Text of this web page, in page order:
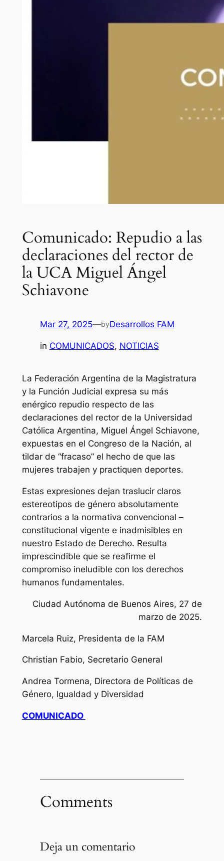
Comunicado: Repudio a las
declaraciones del rector de
la UCA Miguel Ángel
Schiavone
Mar 27, 2025—byDesarrollos FAM
in COMUNICADOS, NOTICIAS
La Federación Argentina de la Magistratura
y la Función Judicial expresa su más
enérgico repudio respecto de las
declaraciones del rector de la Universidad
Católica Argentina, Miguel Ángel Schiavone,
expuestas en el Congreso de la Nación, al
tildar de “fracaso” el hecho de que las
mujeres trabajen y practiquen deportes.
Estas expresiones dejan traslucir claros
estereotipos de género absolutamente
contrarios a la normativa convencional –
constitucional vigente e inadmisibles en
nuestro Estado de Derecho. Resulta
imprescindible que se reafirme el
compromiso ineludible con los derechos
humanos fundamentales.
Ciudad Autónoma de Buenos Aires, 27 de
marzo de 2025.
Marcela Ruiz, Presidenta de la FAM
Christian Fabio, Secretario General
Andrea Tormena, Directora de Políticas de
Género, Igualdad y Diversidad
COMUNICADO
Comments
Deja un comentario